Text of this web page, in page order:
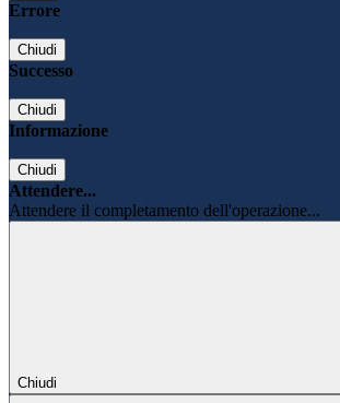
Errore
Chiudi
Successo
Chiudi
Informazione
Chiudi
Attendere...
Attendere il completamento dell'operazione...
Chiudi